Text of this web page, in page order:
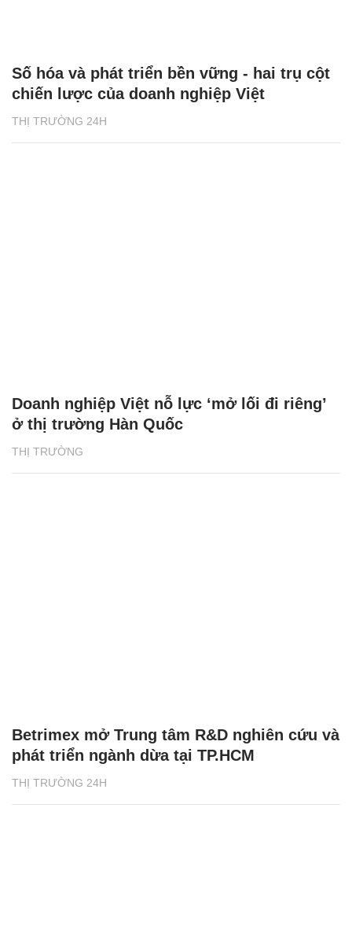
THỊ TRƯỜNG 24H
Số hóa và phát triển bền vững - hai trụ cột
chiến lược của doanh nghiệp Việt
THỊ TRƯỜNG
Doanh nghiệp Việt nỗ lực ‘mở lối đi riêng’
ở thị trường Hàn Quốc
THỊ TRƯỜNG 24H
Betrimex mở Trung tâm R&D nghiên cứu và
phát triển ngành dừa tại TP.HCM